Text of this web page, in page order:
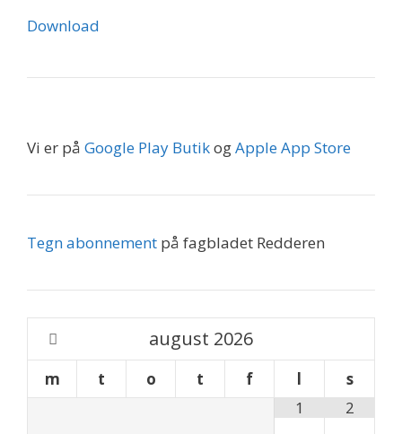
Download
Vi er på Google Play ButikogApple App Store
Tegn abonnement på fagbladet Redderen
august 2026
m t o t f l
s
1
2